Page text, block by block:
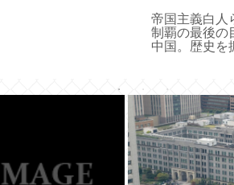
帝国主義白人
制覇の最後の
中国。歴史を